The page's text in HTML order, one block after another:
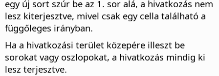
egy új sort szúr be az 1. sor alá, a hivatkozás nem
lesz kiterjesztve, mivel csak egy cella található a
függőleges irányban.
Ha a hivatkozási terület közepére illeszt be
sorokat vagy oszlopokat, a hivatkozás mindig ki
lesz terjesztve.